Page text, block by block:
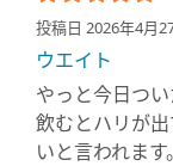
投稿日 2026年4月
ウエイト
やっと今日つ
飲むとハリが
いと言われま